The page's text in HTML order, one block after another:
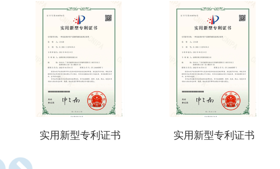
）。
包含公司名称、产品型号、适用法规）。
加贴标志（全程约2-4周）。
实用新型专利证书 实用新型专利证书